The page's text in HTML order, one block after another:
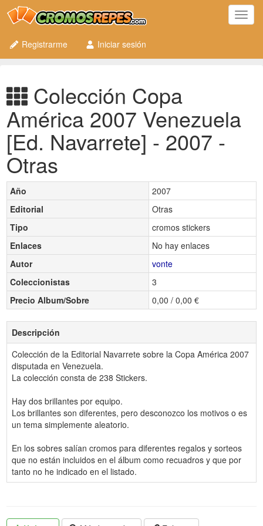
Registrarme
Iniciar sesión
Colección Copa
América 2007 Venezuela
[Ed. Navarrete] - 2007 -
Otras
Año
2007
Editorial
Otras
Tipo
cromos stickers
Enlaces
No hay enlaces
Autor
vonte
Coleccionistas
3
Precio Album/Sobre
0,00 / 0,00 €
Descripción
Colección de la Editorial Navarrete sobre la Copa América 2007
disputada en Venezuela.
La colección consta de 238 Stickers.
Hay dos brillantes por equipo.
Los brillantes son diferentes, pero desconozco los motivos o es
un tema simplemente aleatorio.
En los sobres salían cromos para diferentes regalos y sorteos
que no están incluidos en el álbum como recuadros y que por
tanto no he indicado en el listado.